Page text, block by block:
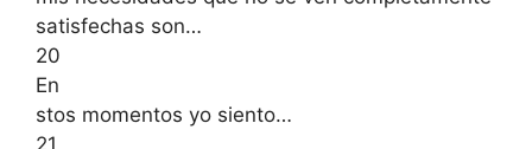
satisfechas son…
20
En
stos momentos yo siento…